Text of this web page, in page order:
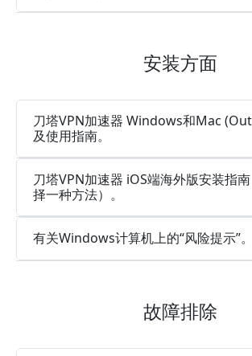
安装方面
刀塔VPN加速器 Windows和Mac
及使用指南。
刀塔VPN加速器 iOS端海外版安装指
择一种方法）。
有关Windows计算机上的“风险提示”。
故障排除